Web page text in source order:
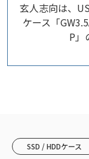
玄人志向は、
ケース「
P」
SSD / HDDケース